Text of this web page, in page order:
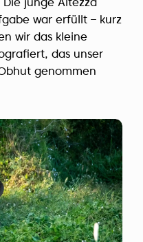
junge Altezza
war erfüllt – kurz
wir das kleine
das unser
genommen